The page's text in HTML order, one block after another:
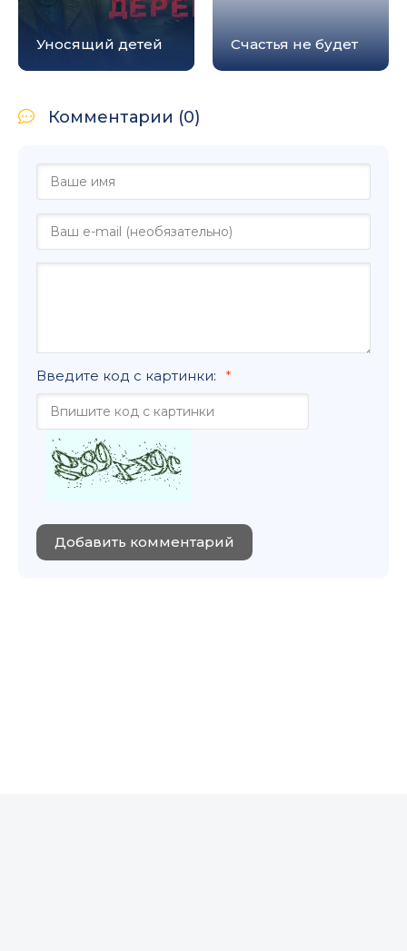
Уносящий детей Счастья не будет
Комментарии (0)
Введите код с картинки:
Добавить комментарий